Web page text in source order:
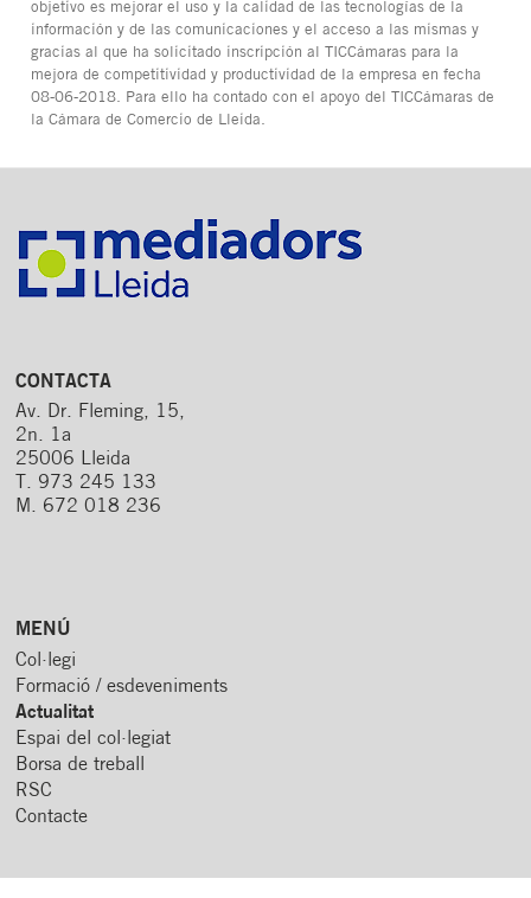
objetivo es mejorar el uso y la calidad de las tecnologías de la
información y de las comunicaciones y el acceso a las mismas y
gracias al que ha solicitado inscripción al TICCámaras para la
mejora de competitividad y productividad de la empresa en fecha
08-06-2018. Para ello ha contado con el apoyo del TICCámaras de
la Cámara de Comercio de Lleida.
CONTACTA
Av. Dr. Fleming, 15,
2n. 1a
25006 Lleida
T. 973 245 133
M. 672 018 236
MENÚ
Col·legi
Formació / esdeveniments
Actualitat
Espai del col·legiat
Borsa de treball
RSC
Contacte